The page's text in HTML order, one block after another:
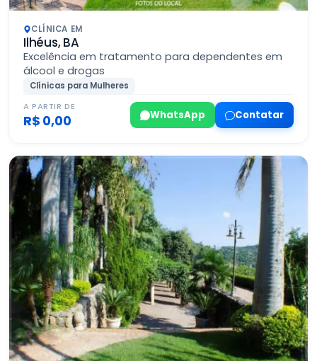
CLÍNICA EM
Ilhéus, BA
Excelência em tratamento para dependentes em
álcool e drogas
Clínicas para Mulheres
A PARTIR DE
R$ 0,00 WhatsApp Contatar